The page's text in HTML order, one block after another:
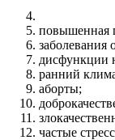
повышенная
заболевания
дисфункции
ранний
аборты;
частые